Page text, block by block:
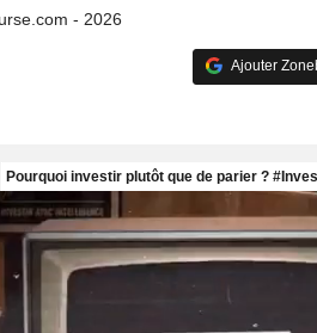
- 2026
Ajouter